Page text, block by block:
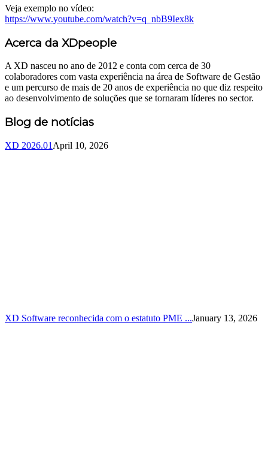
Veja exemplo no vídeo:
https://www.youtube.com/watch?v=q_nbB9Iex8k
Acerca da XDpeople
A XD nasceu no ano de 2012 e conta com cerca de 30
colaboradores com vasta experiência na área de Software de Gestão
e um percurso de mais de 20 anos de experiência no que diz respeito
ao desenvolvimento de soluções que se tornaram líderes no sector.
Blog de notícias
XD 2026.01 April 10, 2026
XD Software reconhecida com o estatuto PME ...January 13, 2026